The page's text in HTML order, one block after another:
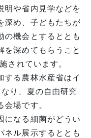
明や省内見学などを
深め、子どもたちが
の機会とするととも
を深めてもらうこと
されています。
する農林水産省はイ
り、夏の自由研究
場です。
になる細菌がどうい
ネル展示するととも